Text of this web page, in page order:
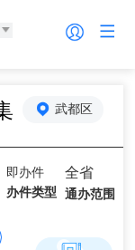
武都区
即办件
办件类型
全省
通办范围